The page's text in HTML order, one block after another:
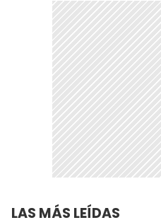
LAS MÁS LEÍDAS